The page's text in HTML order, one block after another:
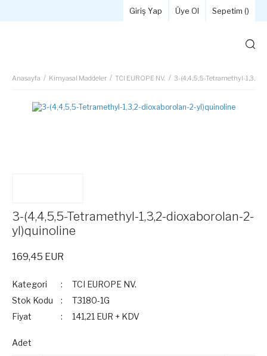
Giriş Yap Üye Ol Sepetim ()
Anasayfa Kimyasal Maddeler TCI EUROPE NV. 3-(4,4,5,5-Tetramethyl-1,3,2-
3-(4,4,5,5-Tetramethyl-1,3,2-dioxaborolan-2-
yl)quinoline
169,45 EUR
Kategori
TCI EUROPE NV.
Stok Kodu
T3180-1G
Fiyat
141,21 EUR + KDV
Adet